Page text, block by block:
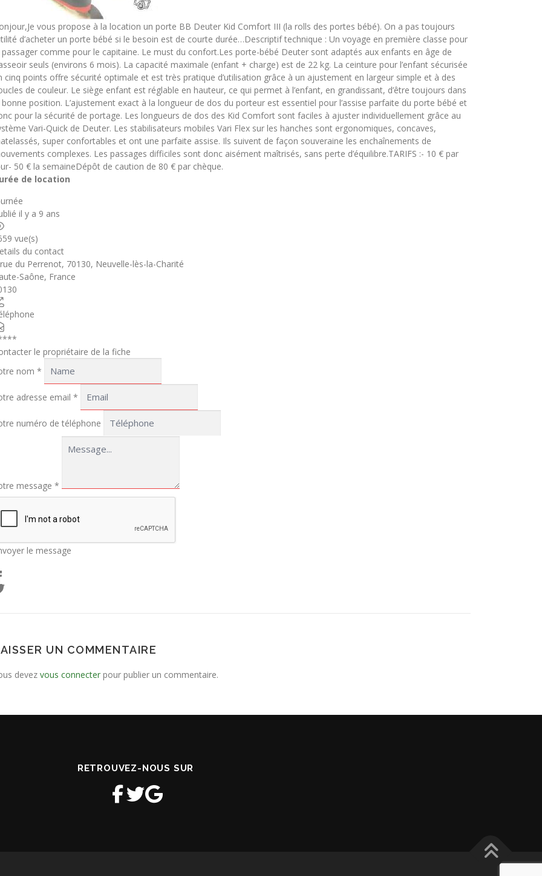
vous propose à la location un porte BB Deuter Kid Comfort III (la rolls des portes bébé). On a pas toujours
d’acheter un porte bébé si le besoin est de courte durée…Descriptif technique : Un voyage en première classe pour
passager comme pour le capitaine. Le must du confort.Les porte-bébé Deuter sont adaptés aux enfants en âge de
seuls (environs 6 mois). La capacité maximale (enfant + charge) est de 22 kg. La ceinture pour l’enfant sécurisée
cinq points offre sécurité optimale et est très pratique d’utilisation grâce à un ajustement en largeur simple et à des
de couleur. Le siège enfant est réglable en hauteur, ce qui permet à l’enfant, en grandissant, d’être toujours dans
bonne position. L’ajustement exact à la longueur de dos du porteur est essentiel pour l’assise parfaite du porte bébé et
pour la sécurité de portage. Les longueurs de dos des Kid Comfort sont faciles à ajuster individuellement grâce au
Vari-Quick de Deuter. Les stabilisateurs mobiles Vari Flex sur les hanches sont ergonomiques, concaves,
super confortables et ont une parfaite assise. Ils suivent de façon souveraine les enchaînements de
complexes. Les passages difficiles sont donc aisément maîtrisés, sans perte d’équilibre.TARIFS :- 10 € par
50 € la semaineDépôt de caution de 80 € par chèque.
de location
il y a 9 ans
vue(s)
du contact
du Perrenot, 70130, Neuvelle-lès-la-Charité
Saône, France
le propriétaire de la fiche
nom *
adresse email *
numéro de téléphone
message *
le message
UN COMMENTAIRE
devez vous connecter pour publier un commentaire.
RETROUVEZ-NOUS SUR